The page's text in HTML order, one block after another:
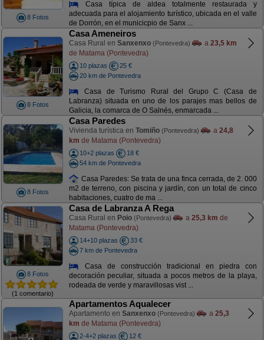
8 Fotos
Casa típica de aldea totalmente restaurada y
adecuada para el alojamiento turístico, ubicada en el valle
de Dorrón, en el municicpio de Sanx ...
8 Fotos
Casa Ameneiros
Casa Rural en Sanxenxo (Pontevedra) a 23,5 km
de Matama (Pontevedra)
10 plazas
25 €
20 km de Pontevedra
Casa de Turismo Rural del Grupo C (Casa de
Labranza) situada en uno de los parajes mas bellos de
Galicia, la comarca de O Salnés, enmarcada ...
8 Fotos
Casa Paredes
Vivienda turística en Tomiño (Pontevedra) a 24,8
km de Matama (Pontevedra)
10+2 plazas
18 €
54 km de Pontevedra
Casa Paredes: Se trata de una finca cerrada, de 2. 000
m2 de terreno, con piscina y jardín, con un total de cinco
habitaciones, cuatro de ma ...
8 Fotos
(1 comentario)
Casa de Labranza A Rega
Casa Rural en Poio (Pontevedra) a 25,3 km de
Matama (Pontevedra)
14+10 plazas
33 €
7 km de Pontevedra
Casa de construcción tradicional en piedra con
decoración peculiar, situada a pocos metros de la playa,
rodeada de verde y maravillosas vist ...
Apartamentos Aqualecer
Apartamento en Sanxenxo (Pontevedra) a 25,3
km de Matama (Pontevedra)
2-4+2 plazas
12 €